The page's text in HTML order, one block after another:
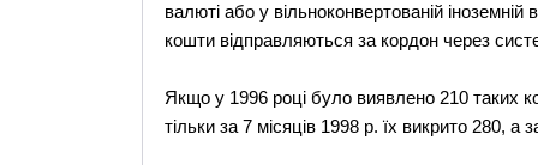
валюті або у вільноконвертованій
кошти відправляються за кордон через
Якщо у 1996 році було виявлено 210 таких
тільки за 7 місяців 1998 р. їх викрито 280,